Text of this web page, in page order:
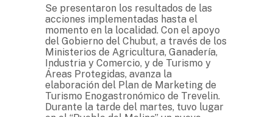
Se presentaron los resultados de las
acciones implementadas hasta el
momento en la localidad. Con el apoyo
del Gobierno del Chubut, a través de los
Ministerios de Agricultura, Ganadería,
Industria y Comercio, y de Turismo y
Áreas Protegidas, avanza la
elaboración del Plan de Marketing de
Turismo Enogastronómico de Trevelin.
Durante la tarde del martes, tuvo lugar